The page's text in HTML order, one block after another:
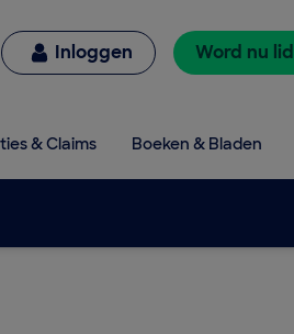
Inloggen Word nu lid
& Claims Boeken & Bladen